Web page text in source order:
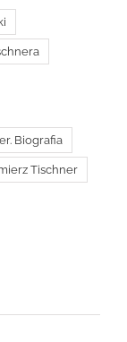
Biografia
Tischner